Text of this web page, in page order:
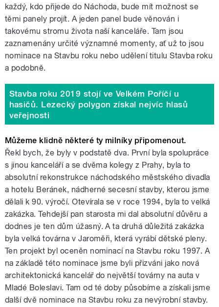
každý, kdo přijede do Náchoda, bude mít možnost se
těmi panely projít. A jeden panel bude věnován i
takovému stromu života naší kanceláře. Tam jsou
zaznamenány určité významné momenty, ať už to jsou
nominace na Stavbu roku nebo udělení titulu Stavba roku
a podobně.
Stavba roku 2019 stojí ve Velkém Poříčí u
hasičů. Lezecký polygon získal nejvíc hlasů
veřejnosti
Můžeme klidně některé ty milníky připomenout.
Řekl bych, že byly v podstatě dva. První byla spolupráce
s jinou kanceláří a se dvěma kolegy z Prahy, byla to
absolutní rekonstrukce náchodského městského divadla
a hotelu Beránek, nádherné secesní stavby, kterou jsme
dělali k 90. výročí. Otevírala se v roce 1994, byla to velká
zakázka. Tehdejší pan starosta mi dal absolutní důvěru a
dodnes je ten dům úžasný. A ta druhá důležitá zakázka
byla velká továrna v Jaroměři, která vyrábí dětské pleny.
Ten projekt byl oceněn nominací na Stavbu roku 1997. A
na základě této nominace jsme byli přizváni jako nová
architektonická kancelář do největší továrny na auta v
Mladé Boleslavi. Tam od té doby působíme a získali jsme
další dvě nominace na Stavbu roku za nevýrobní stavby.